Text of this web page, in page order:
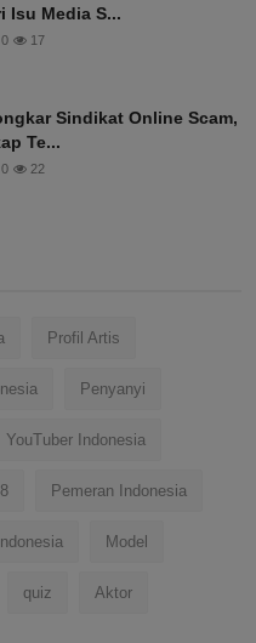
Isu Media S...
0 17
Sindikat Online Scam,
Te...
0 22
Profil Artis
Penyanyi
YouTuber Indonesia
Pemeran Indonesia
Model
quiz Aktor